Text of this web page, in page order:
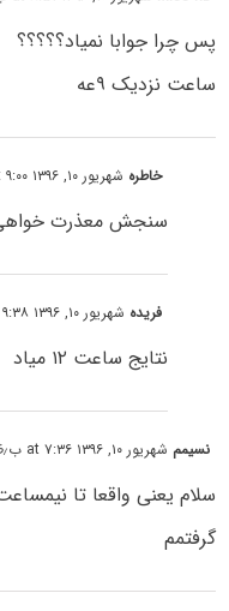
پس چرا جوابا نمیاد؟؟؟؟؟
ساعت نزدیک ۹عه
خاطره شهریور ۱۰, ۱۳۹۶ at ۹:۰۰ ب٫ظ
سنجش معذرت خواهی
فریده شهریور ۱۰, ۱۳۹۶ at ۹:۳۸ ب٫ظ
نتایج ساعت ۱۲ میاد
نسیمم شهریور ۱۰, ۱۳۹۶ at ۷:۳۶ ب٫ظ
سلام یعنی واقعا تا
گرفتمم